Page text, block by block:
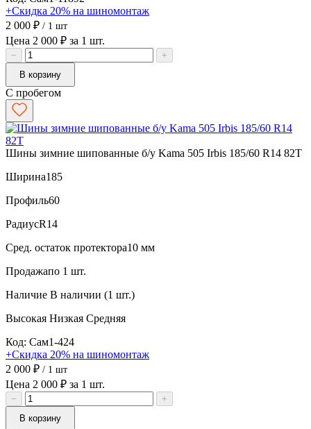
+Скидка 20% на шиномонтаж
2 000 ₽ / 1 шт
Цена 2 000 ₽ за 1 шт.
−
+
В корзину
С пробегом
Шины зимние шипованные б/у Kama 505 Irbis 185/60 R14 82T
Ширина185
Профиль60
РадиусR14
Сред. остаток протектора10 мм
Продажапо 1 шт.
Наличие В наличии (1 шт.)
Высокая Низкая Средняя
Код: Сам1-424
+Скидка 20% на шиномонтаж
2 000 ₽ / 1 шт
Цена 2 000 ₽ за 1 шт.
−
+
В корзину